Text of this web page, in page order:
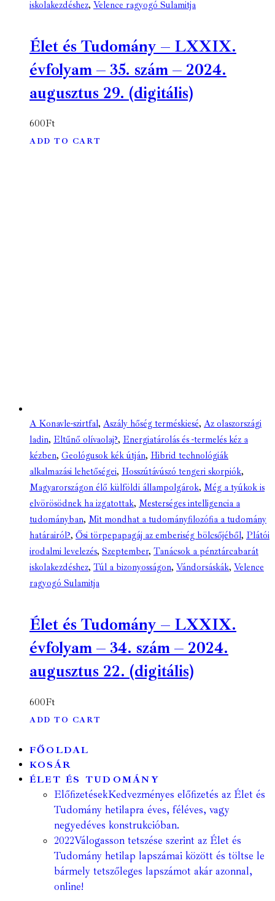
iskolakezdéshez, Velence ragyogó Sulamitja
Élet és Tudomány – LXXIX.
évfolyam – 35. szám – 2024.
augusztus 29. (digitális)
600Ft
ADD TO CART
A Konavle-szirtfal, Aszály hőség terméskiesé, Az olaszországi
ladin, Eltűnő olívaolaj?, Energiatárolás és -termelés kéz a
kézben, Geológusok kék útján, Hibrid technológiák
alkalmazási lehetőségei, Hosszútávúszó tengeri skorpiók,
Magyarországon élő külföldi állampolgárok, Még a tyúkok is
elvörösödnek ha izgatottak, Mesterséges intelligencia a
tudományban, Mit mondhat a tudományfilozófia a tudomány
határairól?, Ősi törpepapagáj az emberiség bölcsőjéből, Plátói
irodalmi levelezés, Szeptember, Tanácsok a pénztárcabarát
iskolakezdéshez, Túl a bizonyosságon, Vándorsáskák, Velence
ragyogó Sulamitja
Élet és Tudomány – LXXIX.
évfolyam – 34. szám – 2024.
augusztus 22. (digitális)
600Ft
ADD TO CART
FŐOLDAL
KOSÁR
ÉLET ÉS TUDOMÁNY
ElőfizetésekKedvezményes előfizetés az Élet és
Tudomány hetilapra éves, féléves, vagy
negyedéves konstrukcióban.
2022Válogasson tetszése szerint az Élet és
Tudomány hetilap lapszámai között és töltse le
bármely tetszőleges lapszámot akár azonnal,
online!